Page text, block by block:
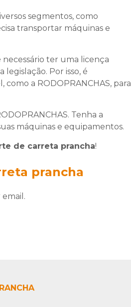
segmentos, como
transportar máquinas e
ter uma licença
Por isso, é
a RODOPRANCHAS, para
Tenha a
máquinas e equipamentos.
de carreta prancha!
prancha